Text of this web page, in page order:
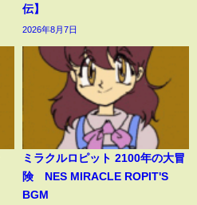
伝】
2026年8月7日
ミラクルロピット 2100年の大冒
険 NES MIRACLE ROPIT'S
BGM